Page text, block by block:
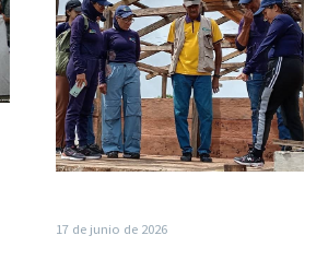
Delta
II
construye
dos
«janokos»
para
17 de junio de 2026